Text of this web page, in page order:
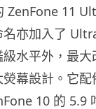
ZenFone 11
亦加入了
水平外，最大
幕設計。它
10 的 5.9